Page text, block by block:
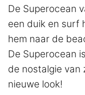
De Superocean
een duik en surf
hem naar de
De Superocean
de nostalgie van
nieuwe look!